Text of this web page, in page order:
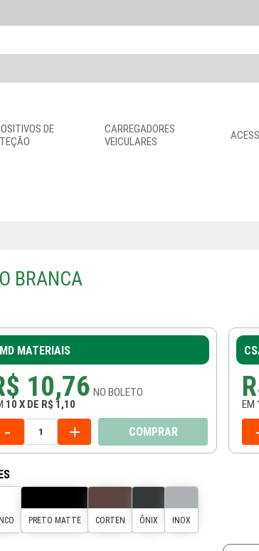
DE
CARREGADORES
VEICULARES
BRANCA
MATERIAIS
10,76 NOBOLETO
10X DE R$ 1,10
- + COMPRAR
EM